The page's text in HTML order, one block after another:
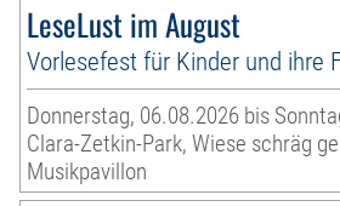
LeseLust im August
Vorlesefest für Kinder und ihre
Donnerstag, 06.08.2026 bis
Clara-Zetkin-Park, Wiese schräg
Musikpavillon